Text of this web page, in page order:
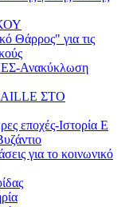
Θάρρος" για τις
Ανακύκλωση
ΣΤΟ
εποχές-Ιστορία Ε
για το κοινωνικό